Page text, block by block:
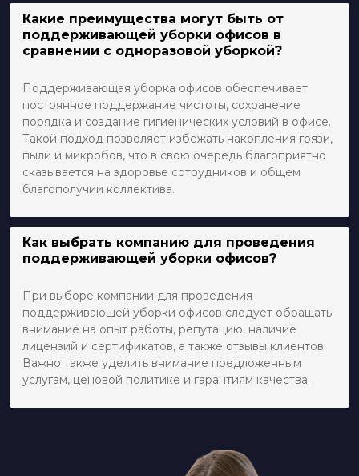
Какие преимущества могут быть от
поддерживающей уборки офисов в
сравнении с одноразовой уборкой?
Поддерживающая уборка офисов обеспечивает
постоянное поддержание чистоты, сохранение
порядка и создание гигиенических условий в офисе.
Такой подход позволяет избежать накопления грязи,
пыли и микробов, что в свою очередь благоприятно
сказывается на здоровье сотрудников и общем
благополучии коллектива.
Как выбрать компанию для проведения
поддерживающей уборки офисов?
При выборе компании для проведения
поддерживающей уборки офисов следует обращать
внимание на опыт работы, репутацию, наличие
лицензий и сертификатов, а также отзывы клиентов.
Важно также уделить внимание предложенным
услугам, ценовой политике и гарантиям качества.